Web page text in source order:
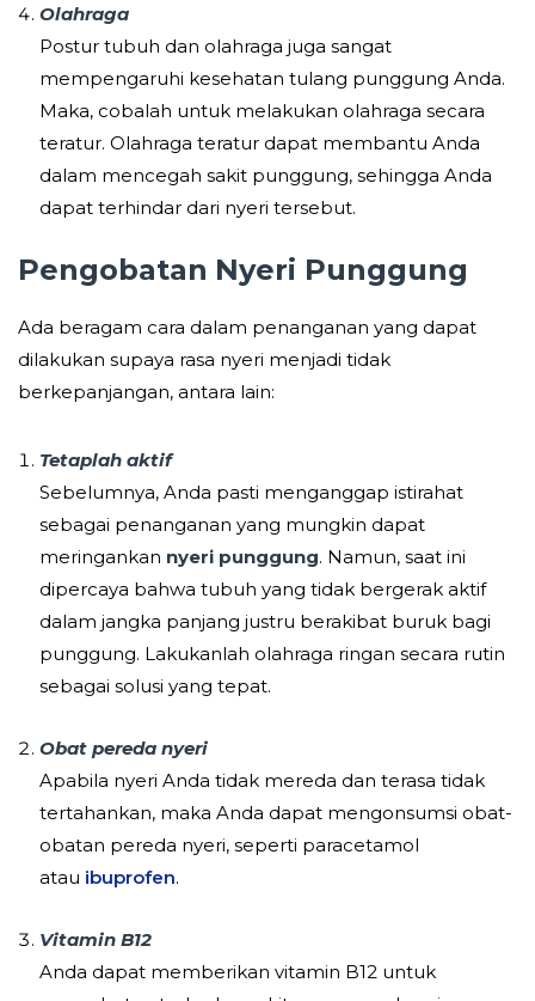
Olahraga
Postur tubuh dan olahraga juga sangat
mempengaruhi kesehatan tulang punggung Anda.
Maka, cobalah untuk melakukan olahraga secara
teratur. Olahraga teratur dapat membantu Anda
dalam mencegah sakit punggung, sehingga Anda
dapat terhindar dari nyeri tersebut.
Pengobatan Nyeri Punggung
Ada beragam cara dalam penanganan yang dapat
dilakukan supaya rasa nyeri menjadi tidak
berkepanjangan, antara lain:
Tetaplah aktif
Sebelumnya, Anda pasti menganggap istirahat
sebagai penanganan yang mungkin dapat
meringankan nyeri punggung. Namun, saat ini
dipercaya bahwa tubuh yang tidak bergerak aktif
dalam jangka panjang justru berakibat buruk bagi
punggung. Lakukanlah olahraga ringan secara rutin
sebagai solusi yang tepat.
Obat pereda nyeri
Apabila nyeri Anda tidak mereda dan terasa tidak
tertahankan, maka Anda dapat mengonsumsi obat-
obatan pereda nyeri, seperti paracetamol
atau ibuprofen.
Vitamin B12
Anda dapat memberikan vitamin B12 untuk